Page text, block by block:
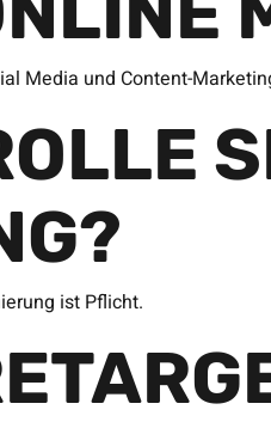
Media und Content-
ist Pflicht.